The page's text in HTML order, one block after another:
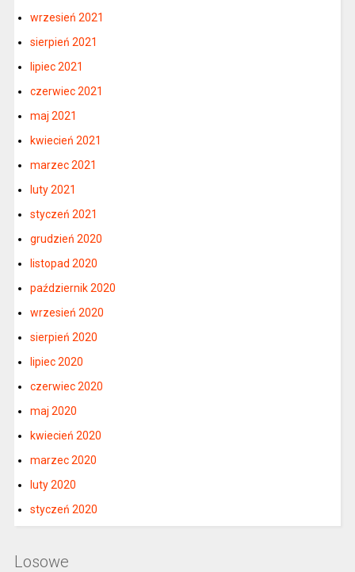
wrzesień 2021
sierpień 2021
lipiec 2021
czerwiec 2021
maj 2021
kwiecień 2021
marzec 2021
luty 2021
styczeń 2021
grudzień 2020
listopad 2020
październik 2020
wrzesień 2020
sierpień 2020
lipiec 2020
czerwiec 2020
maj 2020
kwiecień 2020
marzec 2020
luty 2020
styczeń 2020
Losowe